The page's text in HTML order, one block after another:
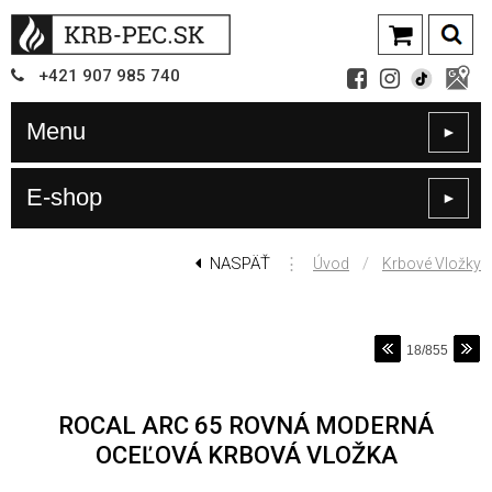
+421 907 985 740
Menu ►
E-shop ►
NASPÄŤ ⋮ Úvod / Krbové Vložky
18/855
ROCAL ARC 65 ROVNÁ MODERNÁ
OCEĽOVÁ KRBOVÁ VLOŽKA